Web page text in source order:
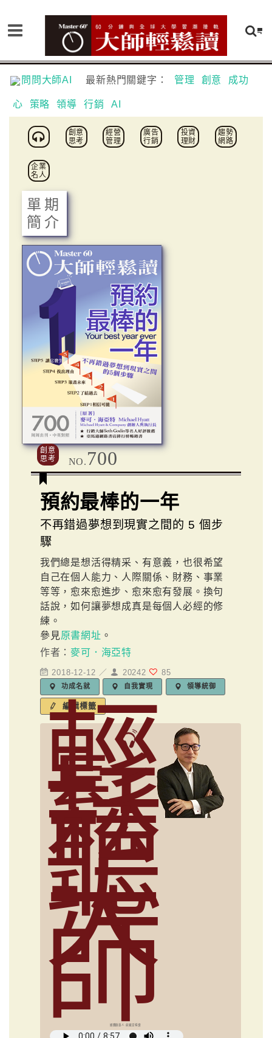
問問大師AI 最新熱門關鍵字： 管理 創意 成功
心 策略 領導 行銷 AI
創意
思考
經營
管理
廣告
行銷
投資
理財
趨勢
網路
企業
名人
單期
簡介
創意
思考
NO. 700
預約最棒的一年
不再錯過夢想到現實之間的 5 個步
驟
我們總是想活得精采、有意義，也很希望
自己在個人能力、人際關係、財務、事業
等等，愈來愈進步、愈來愈有發展。換句
話說，如何讓夢想成真是每個人必經的修
練。
參見原書網址 。
作者：麥可．海亞特
2018-12-12 ／ 20242 85
功成名就 自我實現 領導統御
編輯標籤
輕
鬆
聽
大
師
媒體創意人 俞國定導讀